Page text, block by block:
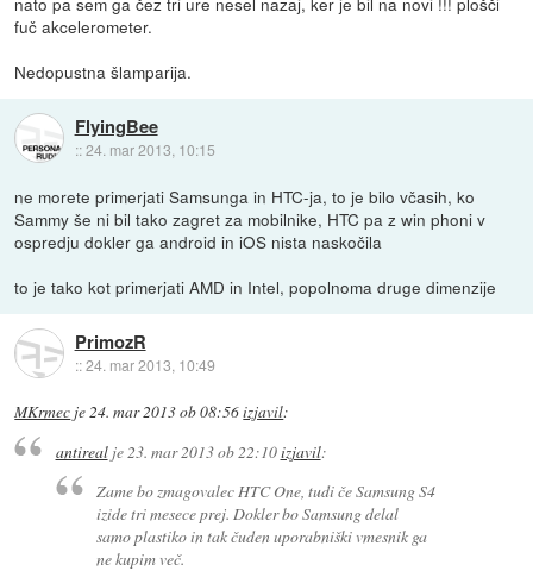
fuč akcelerometer.
Nedopustna šlamparija.
FlyingBee
::24. mar 2013, 10:15
ne morete primerjati Samsunga in HTC-ja, to je bilo včasih, ko
Sammy še ni bil tako zagret za mobilnike, HTC pa z win phoni v
ospredju dokler ga android in iOS nista naskočila
to je tako kot primerjati AMD in Intel, popolnoma druge dimenzije
PrimozR
::24. mar 2013, 10:49
MKrmec je24. mar 2013 ob 08:56izjavil:
antirealje23. mar 2013 ob 22:10izjavil:
Zame bo zmagovalec HTC One, tudi če Samsung S4
izide tri mesece prej. Dokler bo Samsung delal
samo plastiko in tak čuden uporabniški vmesnik ga
ne kupim več.